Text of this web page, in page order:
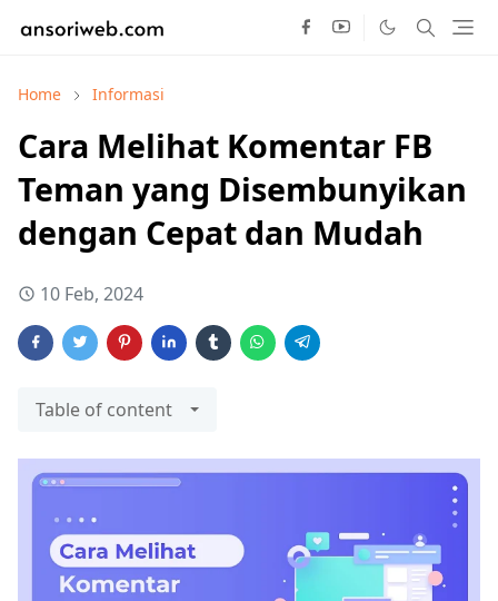
Home Informasi
Cara Melihat Komentar FB
Teman yang Disembunyikan
dengan Cepat dan Mudah
10 Feb, 2024
Table of content